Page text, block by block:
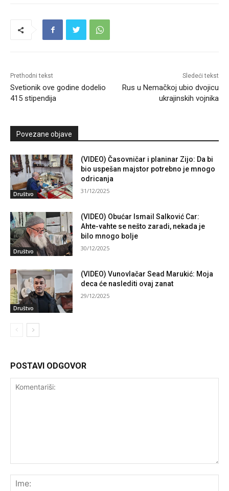
Prethodni tekst
Svetionik ove godine dodelio
415 stipendija
Sledeći tekst
Rus u Nemačkoj ubio dvojicu
ukrajinskih vojnika
Povezane objave
Društvo
(VIDEO) Časovničar i planinar Zijo: Da bi
bio uspešan majstor potrebno je mnogo
odricanja
31/12/2025
Društvo
(VIDEO) Obućar Ismail Salković Car:
Ahte-vahte se nešto zaradi, nekada je
bilo mnogo bolje
30/12/2025
Društvo
(VIDEO) Vunovlačar Sead Marukić: Moja
deca će naslediti ovaj zanat
29/12/2025
POSTAVI ODGOVOR